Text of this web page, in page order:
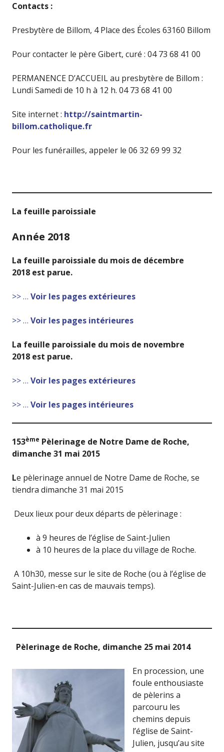
Contacts :
Presbytère de Billom, 4 Place des Écoles 63160 Billom
Pour contacter le père Gibert, curé : 04 73 68 41 00
PERMANENCE D’ACCUEIL au presbytère de Billom :
Lundi Samedi de 10 h à 12 h. 04 73 68 41 00
Site internet : http://saintmartin-
billom.catholique.fr
Pour les funérailles, appeler le 06 32 69 99 32
La feuille paroissiale
Année 2018
La feuille paroissiale du mois de décembre
2018 est parue.
>> … Voir les pages extérieures
>> … Voir les pages intérieures
La feuille paroissiale du mois de novembre
2018 est parue.
>> … Voir les pages extérieures
>> … Voir les pages intérieures
153ème Pèlerinage de Notre Dame de Roche,
dimanche 31 mai 2015
Le pèlerinage annuel de Notre Dame de Roche, se
tiendra dimanche 31 mai 2015
Deux lieux pour deux départs de pèlerinage :
à 9 heures de l’église de Saint-Julien
à 10 heures de la place du village de Roche.
A 10h30, messe sur le site de Roche (ou à l’église de
Saint-Julien-en cas de mauvais temps).
Pèlerinage de Roche, dimanche 25 mai 2014
En procession, une
foule enthousiaste
de pèlerins a
parcouru les
chemins depuis
l’église de Saint-
Julien, jusqu’au site